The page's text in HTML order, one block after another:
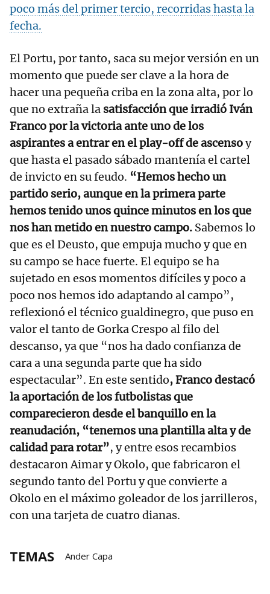
poco más del primer tercio, recorridas hasta la
fecha.
El Portu, por tanto, saca su mejor versión en un
momento que puede ser clave a la hora de
hacer una pequeña criba en la zona alta, por lo
que no extraña la satisfacción que irradió Iván
Franco por la victoria ante uno de los
aspirantes a entrar en el play-off de ascensoy
que hasta el pasado sábado mantenía el cartel
de invicto en su feudo. “Hemos hecho un
partido serio, aunque en la primera parte
hemos tenido unos quince minutos en los que
nos han metido en nuestro campo. Sabemos lo
que es el Deusto, que empuja mucho y que en
su campo se hace fuerte. El equipo se ha
sujetado en esos momentos difíciles y poco a
poco nos hemos ido adaptando al campo”,
reflexionó el técnico gualdinegro, que puso en
valor el tanto de Gorka Crespo al filo del
descanso, ya que “nos ha dado confianza de
cara a una segunda parte que ha sido
espectacular”. En este sentido, Franco destacó
la aportación de los futbolistas que
comparecieron desde el banquillo en la
reanudación, “tenemos una plantilla alta y de
calidad para rotar”, y entre esos recambios
destacaron Aimar y Okolo, que fabricaron el
segundo tanto del Portu y que convierte a
Okolo en el máximo goleador de los jarrilleros,
con una tarjeta de cuatro dianas.
TEMAS Ander Capa